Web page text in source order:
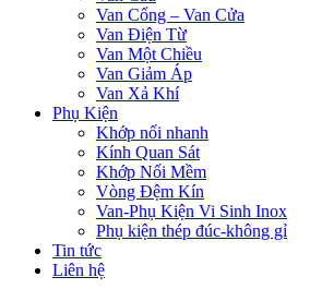
Van Cổng – Van Cửa
Van Điện Từ
Van Một Chiều
Van Giảm Áp
Van Xả Khí
Phụ Kiện
Khớp nối nhanh
Kính Quan Sát
Khớp Nối Mềm
Vòng Đệm Kín
Van-Phụ Kiện Vi Sinh Inox
Phụ kiện thép đúc-không gỉ
Tin tức
Liên hệ